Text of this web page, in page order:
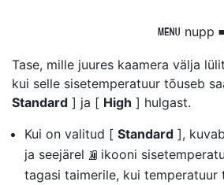
G nupp
Tase, mille juures kaamera välja
kui selle sisetemperatuur tõuseb
Standard ] ja [ High ] hulgast.
Kui on valitud [ Standard ],
ja seejärel K ikooni
tagasi taimerile, kui temperatuur